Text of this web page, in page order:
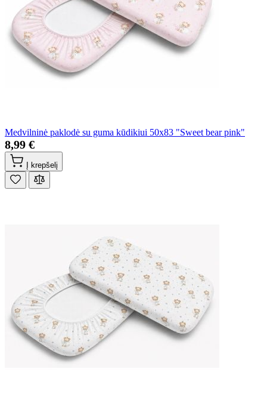
Medvilninė paklodė su guma kūdikiui 50x83 "Sweet bear pink"
8,99 €
Į krepšelį